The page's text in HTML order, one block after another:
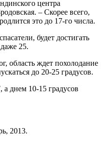
центра
– Скорее всего,
это до 17-го числа.
будет достигать
25.
область ждет похолодание
до 20-25 градусов.
а днем 10-15 градусов
2013.